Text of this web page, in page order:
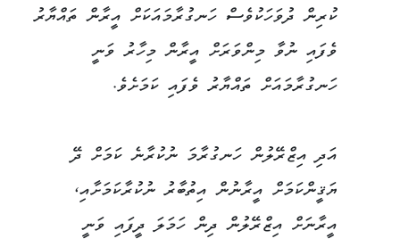
ކުރިން ދުވަހަކުވެސް ހަނގުރާމައަކަށް އީރާން ތައްޔާރު
ވެފައި ނުވާ މިންވަރަށް އީރާން މިހާރު ވަނީ
ހަނގުރާމައަށް ތައްޔާރު ވެފައި ކަމަށެވެ.
އަދި އިޒްރޭލުން ހަނގުރާމަ ނުކުރާނެ ކަމަށް ދޭ
ޔަޤީންކަމަށް އީރާނުން އިތުބާރު ނުކުރާކަމަށާއި،
އީރާނަށް އިޒްރޭލުން ދިން ހަމަލަ ދީފައި ވަނީ